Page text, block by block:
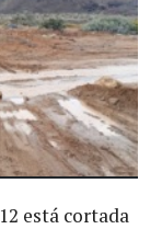
está cortada